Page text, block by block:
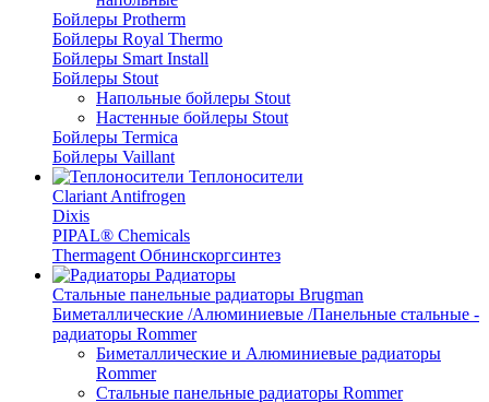
Бойлеры Protherm
Бойлеры Royal Thermo
Бойлеры Smart Install
Бойлеры Stout
Напольные бойлеры Stout
Настенные бойлеры Stout
Бойлеры Termica
Бойлеры Vaillant
Теплоносители
Clariant Antifrogen
Dixis
PIPAL® Chemicals
Thermagent Обнинскоргсинтез
Радиаторы
Стальные панельные радиаторы Brugman
Биметаллические /Алюминиевые /Панельные стальные -
радиаторы Rommer
Биметаллические и Алюминиевые радиаторы
Rommer
Стальные панельные радиаторы Rommer